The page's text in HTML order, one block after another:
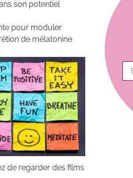
son potentiel
pour moduler
de mélatonine
de regarder des films